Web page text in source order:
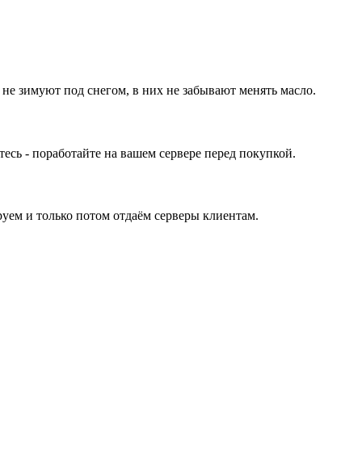
зимуют под снегом, в них не забывают менять масло.
- поработайте на вашем сервере перед покупкой.
и только потом отдаём серверы клиентам.